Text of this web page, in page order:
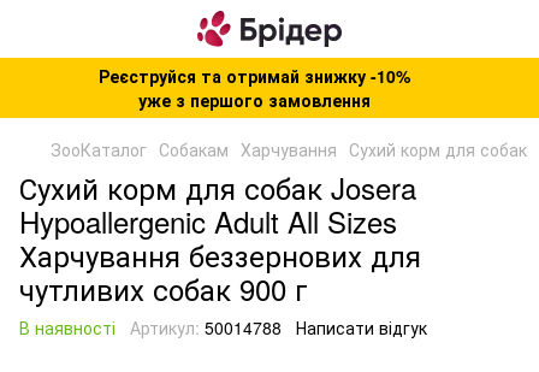
Реєструйся та отримай знижку -10%
уже з першого замовлення
ЗооКаталог Собакам Харчування Сухий корм для собак
Сухий корм для собак Josera
Hypoallergenic Adult All Sizes
Харчування беззернових для
чутливих собак 900 г
В наявності Артикул: 50014788 Написати відгук